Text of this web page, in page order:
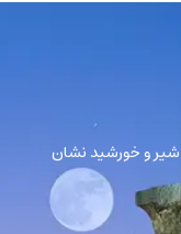
و خورشید نشان